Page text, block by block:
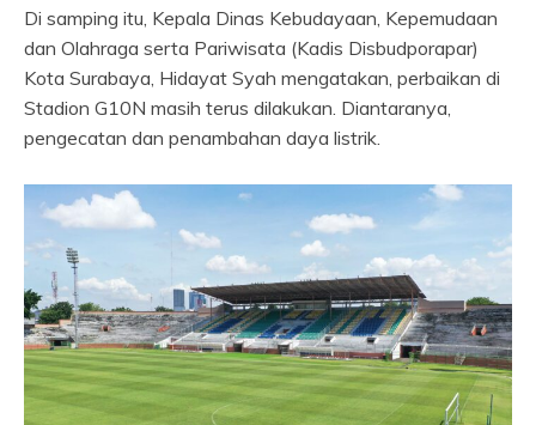
Di samping itu, Kepala Dinas Kebudayaan, Kepemudaan
dan Olahraga serta Pariwisata (Kadis Disbudporapar)
Kota Surabaya, Hidayat Syah mengatakan, perbaikan di
Stadion G10N masih terus dilakukan. Diantaranya,
pengecatan dan penambahan daya listrik.